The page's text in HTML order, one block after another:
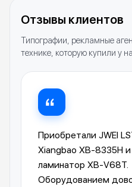
Отзывы клиентов
Типографии, рекламные
технике, которую купили у
Приобретали JWEI
Xiangbao XB-8335H
ламинатор XB-V68T.
Оборудованием